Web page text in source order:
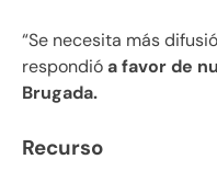
“Se necesita más
respondióa favor de
Brugada.
Recurso